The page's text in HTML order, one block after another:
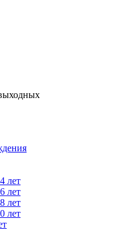
лет
лет
лет
лет